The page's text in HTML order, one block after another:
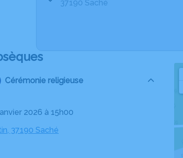
37190 Saché
Cérémonie religieuse
2026 à 15h00
37190 Saché